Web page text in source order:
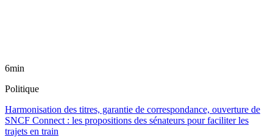
6min
Politique
Harmonisation des titres, garantie de correspondance, ouverture de
SNCF Connect : les propositions des sénateurs pour faciliter les
trajets en train